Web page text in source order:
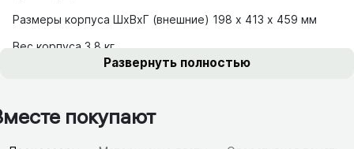
Размеры корпуса ШхВхГ (внешние) 198 х 413 х 459 мм
Вес корпуса 3.8 кг
Развернуть полностью
покупают